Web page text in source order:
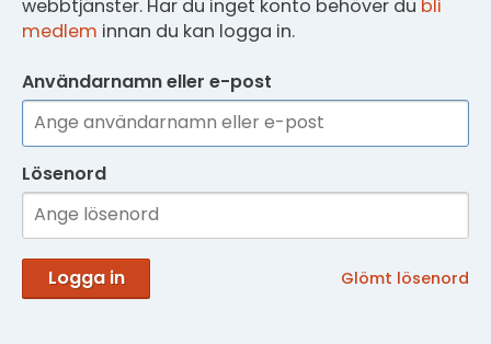
webbtjänster. Har du inget konto behöver du bli
medlem innan du kan logga in.
Användarnamn eller e-post
Lösenord
Logga in Glömt lösenord